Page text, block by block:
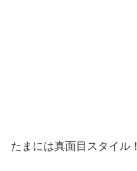
たまには真面目スタイル！